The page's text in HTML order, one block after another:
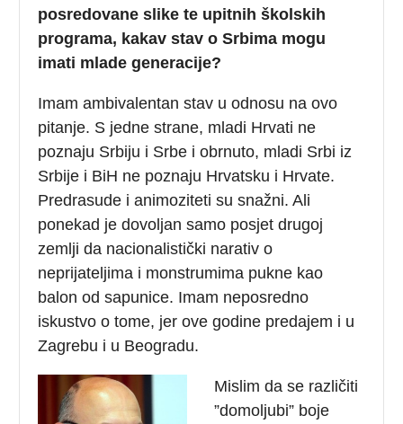
posredovane slike te upitnih školskih
programa, kakav stav o Srbima mogu
imati mlade generacije?
Imam ambivalentan stav u odnosu na ovo
pitanje. S jedne strane, mladi Hrvati ne
poznaju Srbiju i Srbe i obrnuto, mladi Srbi iz
Srbije i BiH ne poznaju Hrvatsku i Hrvate.
Predrasude i animoziteti su snažni. Ali
ponekad je dovoljan samo posjet drugoj
zemlji da nacionalistički narativ o
neprijateljima i monstrumima pukne kao
balon od sapunice. Imam neposredno
iskustvo o tome, jer ove godine predajem i u
Zagrebu i u Beogradu.
Mislim da se različiti
”domoljubi” boje